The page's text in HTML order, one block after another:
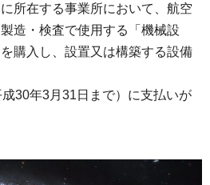
所在する事業所において、航空
造・検査で使用する「機械設
購入し、設置又は構築する設備
30年3月31日まで）に支払いが